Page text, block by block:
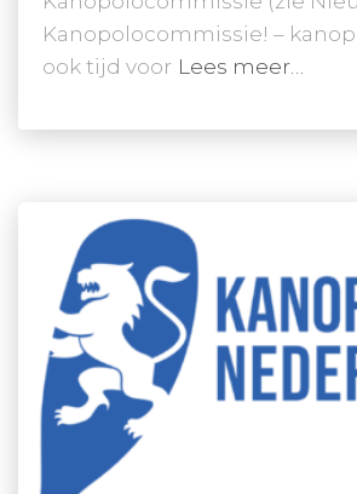
Kanopolocommissie! –
ook tijd voor Lees meer…